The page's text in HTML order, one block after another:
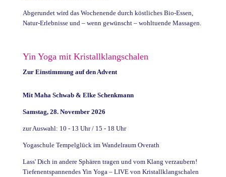
Abgerundet wird das Wochenende durch köstliches Bio-Essen,
Natur-Erlebnisse und – wenn gewünscht – wohltuende Massagen.
Yin Yoga mit Kristallklangschalen
Zur Einstimmung auf den Advent
Mit Maha Schwab & Elke Schenkmann
Samstag, 28. November 2026
zur Auswahl: 10 - 13 Uhr / 15 - 18 Uhr
Yogaschule Tempelglück im Wandelraum Overath
Lass' Dich in andere Sphären tragen und vom Klang verzaubern!
Tiefenentspannendes Yin Yoga – LIVE von Kristallklangschalen